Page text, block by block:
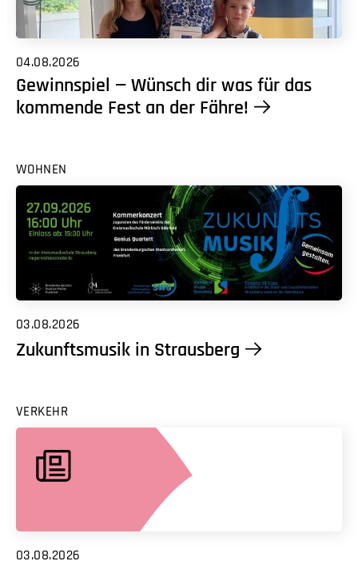
04.08.2026
Gewinnspiel — Wünsch dir was für das
kommende Fest an der Fähre!
WOHNEN
03.08.2026
Zukunftsmusik in Strausberg
VERKEHR
03.08.2026